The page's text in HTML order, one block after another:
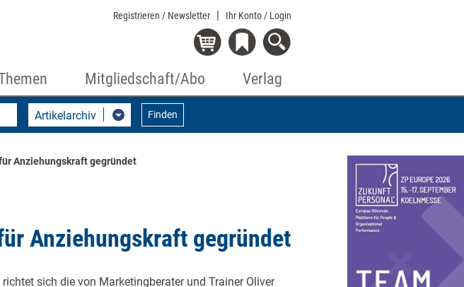
Registrieren / Newsletter Ihr Konto / Login
Mitgliedschaft/Abo Verlag
Artikelarchiv Finden
Anziehungskraft gegründet
Anziehungskraft gegründet
sich die von Marketingberater und Trainer Oliver